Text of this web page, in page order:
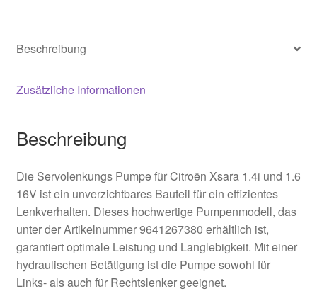
Beschreibung
Zusätzliche Informationen
Beschreibung
Die Servolenkungs Pumpe für Citroën Xsara 1.4i und 1.6
16V ist ein unverzichtbares Bauteil für ein effizientes
Lenkverhalten. Dieses hochwertige Pumpenmodell, das
unter der Artikelnummer 9641267380 erhältlich ist,
garantiert optimale Leistung und Langlebigkeit. Mit einer
hydraulischen Betätigung ist die Pumpe sowohl für
Links- als auch für Rechtslenker geeignet.